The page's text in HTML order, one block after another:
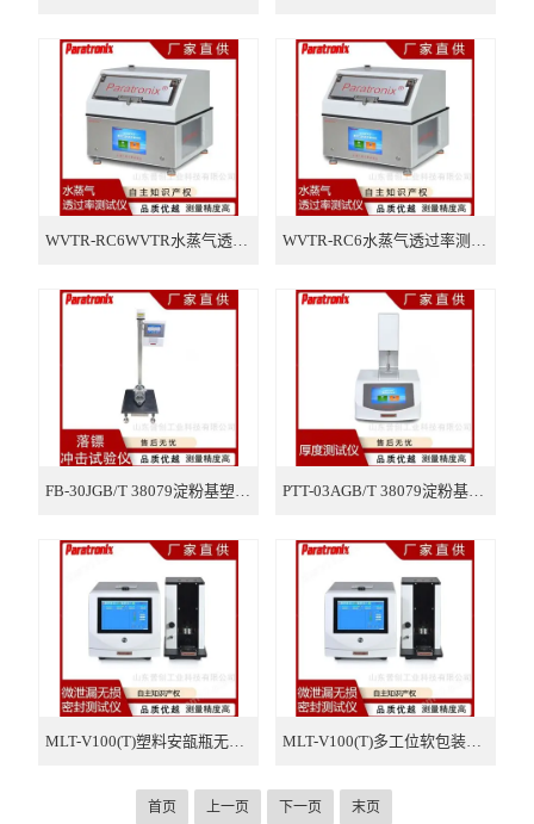
WVTR-RC6WVTR水蒸气透过量测定仪 WVTR-RC6水蒸气透过率测试系统 山东普创科技
FB-30JGB/T 38079淀粉基塑料购物袋落镖冲击试验仪 PTT-03AGB/T 38079淀粉基塑料购物袋厚度测试仪
MLT-V100(T)塑料安瓿瓶无损密封测试仪 MLT-V100(T)多工位软包装无损密封测试仪
首页 上一页 下一页 末页